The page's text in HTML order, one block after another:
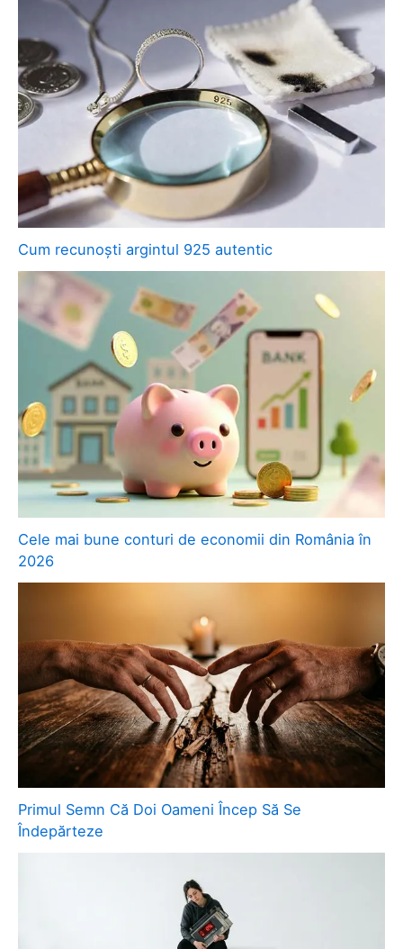
Cum recunoști argintul 925 autentic
Cele mai bune conturi de economii din România în
2026
Primul Semn Că Doi Oameni Încep Să Se
Îndepărteze